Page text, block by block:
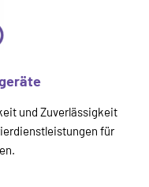
und Zuverlässigkeit
für